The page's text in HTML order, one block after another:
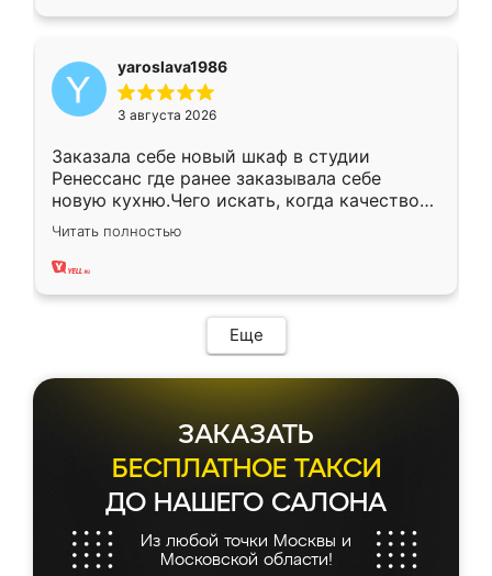
yaroslava1986
3 августа 2026
Заказала себе новый шкаф в студии
Ренессанс где ранее заказывала себе
новую кухню.Чего искать, когда качеством
вполне довольна. Служит кухня уже почти
два года, нареканий нет.
Читать полностью
Еще
ЗАКАЗАТЬ
БЕСПЛАТНОЕ ТАКСИ
ДО НАШЕГО САЛОНА
Из любой точки Москвы и
Московской области!